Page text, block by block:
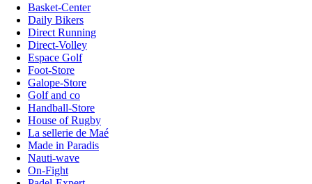
Basket-Center
Daily Bikers
Direct Running
Direct-Volley
Espace Golf
Foot-Store
Galope-Store
Golf and co
Handball-Store
House of Rugby
La sellerie de Maé
Made in Paradis
Nauti-wave
On-Fight